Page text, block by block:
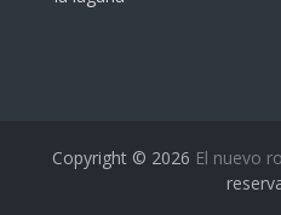
Copyright © 2026 El nuevo